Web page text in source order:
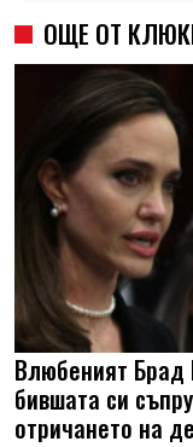
ОЩЕ ОТ
Влюбеният Брад
бившата си
отричането на